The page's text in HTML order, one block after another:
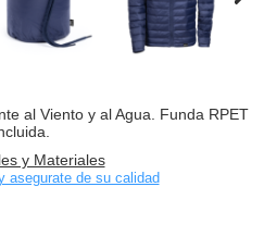
al Viento y al Agua. Funda RPET
y Materiales
asegurate de su calidad